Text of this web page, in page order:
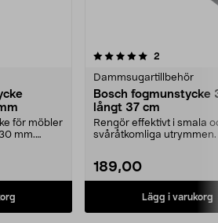
för möbler
mm.
2
Dammsugartillbehör
Bosch fogmunstycke
långt 37 cm
Rengör effektivt i smala
svåråtkomliga
189,00
Lägg i varukorg
5.0av 5 stjärnor